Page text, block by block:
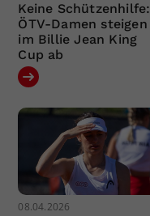
Keine Schützenhilfe:
ÖTV-Damen steigen
im Billie Jean King
Cup ab
08.04.2026